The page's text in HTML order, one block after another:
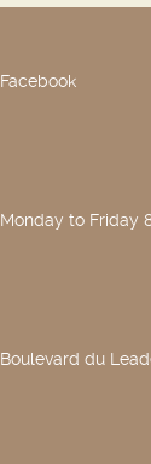
Facebook
Monday to Friday
Boulevard du